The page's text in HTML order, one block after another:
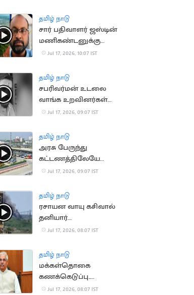
தமிழ் நாடு
சார் பதிவாளர் ஜஸ்டின்
மணிகண்டனுக்கு
நிபந்தனையுடன்
Jul 17, 2026, 10:07 IST
தமிழ் நாடு
சபரிவர்மன் உடலை
வாங்க உறவினர்கள்
ஒப்புதல்
Jul 17, 2026, 09:07 IST
தமிழ் நாடு
அரசு பேருந்து
கட்டணத்திலேயே
ஆம்னி பேருந்துகள்
Jul 17, 2026, 09:07 IST
தமிழ் நாடு
ரசாயன வாயு கசிவால்
தனியார்
தொழிற்சாலையில் தீ
Jul 17, 2026, 08:07 IST
தமிழ் நாடு
மக்கள்தொகை
கணக்கெடுப்பு..
மக்களுக்கு ஆளுநர்
Jul 17, 2026, 08:07 IST